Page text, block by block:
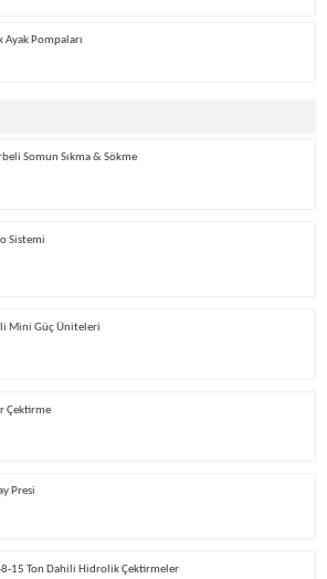
Pompaları
Somun Sıkma & Sökme
Sistemi
Mini Güç Üniteleri
Çektirme
Presi
8-15 Ton Dahili Hidrolik Çektirmeler